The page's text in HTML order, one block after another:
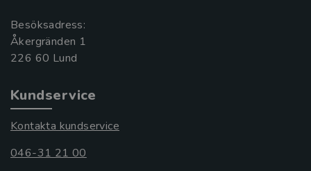
Besöksadress:
Åkergränden 1
Kundservice
Kontakta kundservice
046-31 21 00